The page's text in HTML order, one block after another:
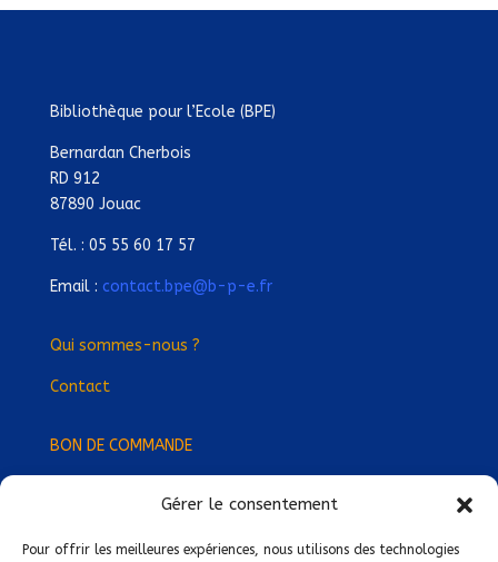
Gérer le consentement
Pour offrir les meilleures expériences, nous utilisons des technologies
Bibliothèque pour l’Ecole (BPE)
Bernardan Cherbois
RD 912
87890 Jouac
Tél. : 05 55 60 17 57
Email : contact.bpe@b-p-e.fr
Qui sommes-nous ?
Contact
BON DE COMMANDE
Devenez Délégué·e Régional·e !
Trouvez-nous près de chez vous !